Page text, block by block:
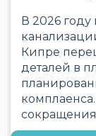
В 2026 году
Кипре
деталей в